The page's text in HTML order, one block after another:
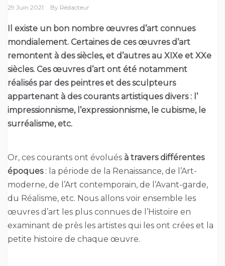
29 Juin 2021 By Rédacteur
Il existe un bon nombre œuvres d’art connues
mondialement. Certaines de ces œuvres d’art
remontent à des siècles, et d’autres au XIXe et XXe
siècles. Ces œuvres d’art ont été notamment
réalisés par des peintres et des sculpteurs
appartenant à des courants artistiques divers : l’
impressionnisme, l’expressionnisme, le cubisme, le
surréalisme, etc.
Or, ces courants ont évolués à travers différentes
époques: la période de la Renaissance, de l’Art-
moderne, de l’Art contemporain, de l’Avant-garde,
du Réalisme, etc. Nous allons voir ensemble les
œuvres d’art les plus connues de l’Histoire en
examinant de près les artistes qui les ont crées et la
petite histoire de chaque œuvre.